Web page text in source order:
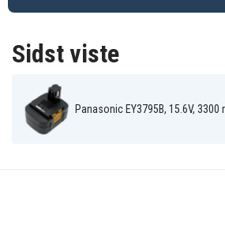
Panasonic
Panasonic
Panasonic
EYC135NQKW
Sidst viste
Panasonic EY3795B, 15.6V, 3300